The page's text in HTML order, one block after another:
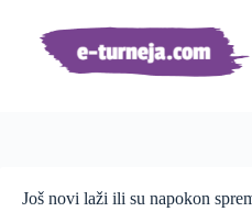
sadržaj
Još novi laži ili su napokon